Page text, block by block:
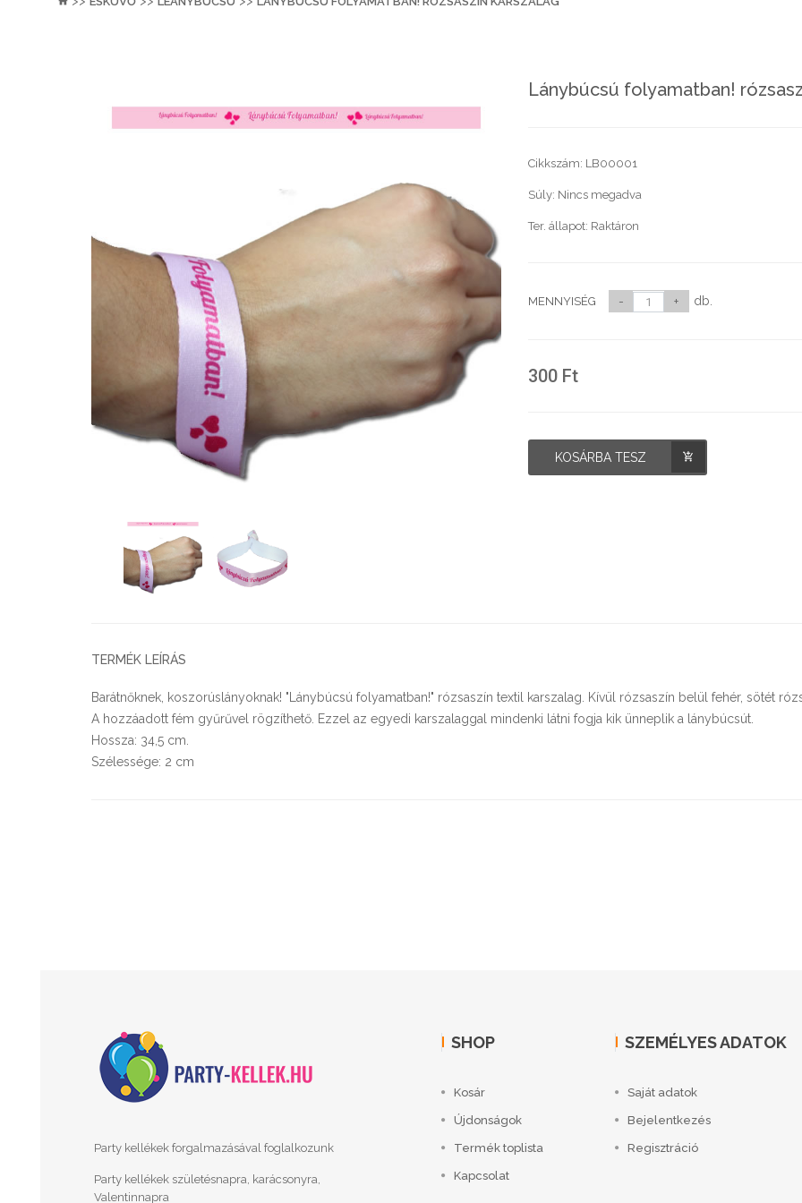
Lánybúcsú folyamatban!
Cikkszám: LB00001
Súly: Nincs megadva
Ter. állapot: Raktáron
MENNYISÉG - + db.
300 Ft
KOSÁRBA TESZ
TERMÉK LEÍRÁS
Barátnőknek, koszorúslányoknak! "Lánybúcsú folyamatban!" rózsaszín textil karszalag. Kívül rózsaszín belül fehér, sötét
A hozzáadott fém gyűrűvel rögzíthető. Ezzel az egyedi karszalaggal mindenki látni fogja kik ünneplik a lánybúcsút.
Hossza: 34,5 cm.
Szélessége: 2 cm
Party kellékek forgalmazásával foglalkozunk
Party kellékek születésnapra, karácsonyra,
Valentinnapra
SHOP
Kosár
Újdonságok
Termék toplista
Kapcsolat
SZEMÉLYES ADATOK
Saját adatok
Bejelentkezés
Regisztráció